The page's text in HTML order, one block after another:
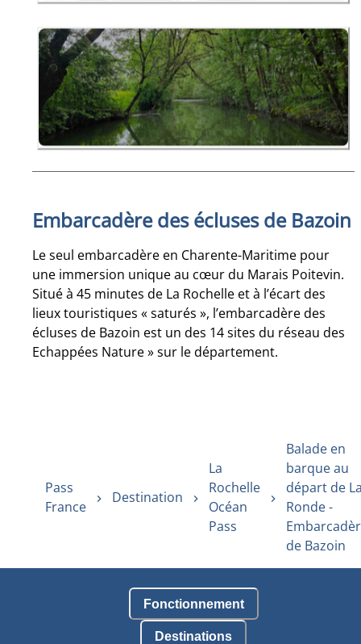
Embarcadère des écluses de Bazoin
Le seul embarcadère en Charente-Maritime pour
une immersion unique au cœur du Marais Poitevin.
Situé à 45 minutes de La Rochelle et à l’écart des
lieux touristiques « saturés », l’embarcadère des
écluses de Bazoin est un des 14 sites du réseau des
Echappées Nature » sur le département.
Pass
France
Destination
La
Rochelle
Océan
Pass
Balade en
barque au
départ de
Ronde -
de Bazoin
Fonctionnement
Destinations